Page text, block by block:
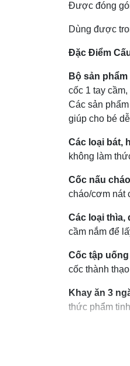
Được đóng
Dùng được
Đặc Điểm
Bộ sản phẩm
cốc 1 tay
Các sản
giúp cho bé
Các loại bát,
không làm
Cốc nấu
cháo/cơm nát
Các loại thìa,
cầm nắm để
Cốc tập
cốc thành
Khay ăn 3
thức phẩm